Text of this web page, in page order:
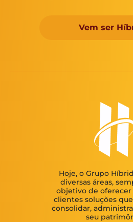
Vem ser
Hoje, o Grupo
diversas áreas,
objetivo de oferecer
clientes soluções
consolidar,
seu